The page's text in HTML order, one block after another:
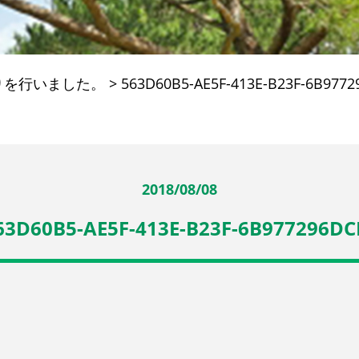
行いました。 > 563D60B5-AE5F-413E-B23F-
2018/08/08
AE5F-413E-B23F-